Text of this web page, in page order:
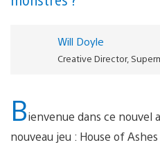
Will Doyle
Creative Director,
Bienvenue dans ce nouvel
nouveau jeu : House of